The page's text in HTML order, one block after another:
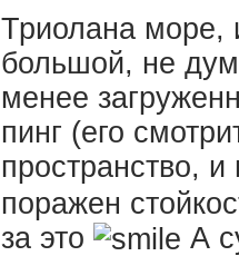
Триолана море,
большой, не
менее
пинг (его
пространство,
поражен
за это
А